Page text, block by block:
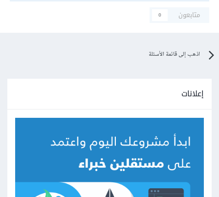
متابعون
0
اذهب إلى قائمة الأسئلة
إعلانات